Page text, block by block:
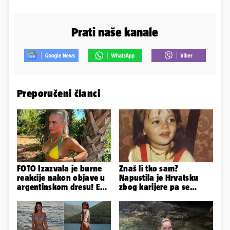
Prati naše kanale
Preporučeni članci
FOTO Izazvala je burne
reakcije nakon objave u
argentinskom dresu! Evo
Znaš li tko sam?
Napustila je Hrvatsku
zbog karijere pa se
starijeg